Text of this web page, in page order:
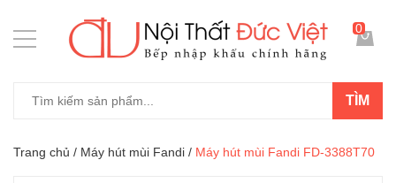
TÌM
0
Trang chủ / Máy hút mùi Fandi / Máy hút mùi Fandi FD-3388T70